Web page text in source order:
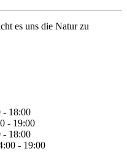
es uns die Natur zu
- 18:00
- 19:00
- 18:00
- 19:00